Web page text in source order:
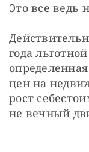
Это все ведь
года
цен на
рост
не вечный